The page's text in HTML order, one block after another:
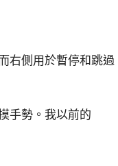
右側用於暫停和跳過
手勢。我以前的